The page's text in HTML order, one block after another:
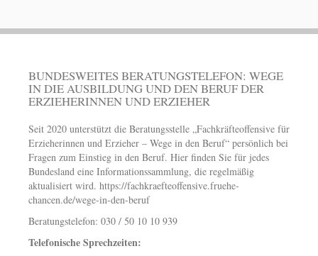
BUNDESWEITES BERATUNGSTELEFON: WEGE
IN DIE AUSBILDUNG UND DEN BERUF DER
ERZIEHERINNEN UND ERZIEHER
Seit 2020 unterstützt die Beratungsstelle „Fachkräfteoffensive für
Erzieherinnen und Erzieher – Wege in den Beruf“ persönlich bei
Fragen zum Einstieg in den Beruf. Hier finden Sie für jedes
Bundesland eine Informationssammlung, die regelmäßig
aktualisiert wird. https://fachkraefteoffensive.fruehe-
chancen.de/wege-in-den-beruf
Beratungstelefon: 030 / 50 10 10 939
Telefonische Sprechzeiten: